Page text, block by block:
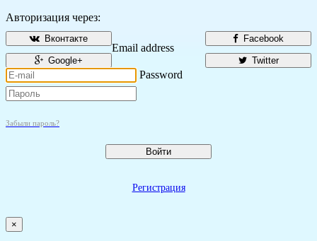
Авторизация через:
Facebook
Вконтакте
Twitter
Google+
Email address
Password
Забыли пароль?
Войти
Регистрация
×